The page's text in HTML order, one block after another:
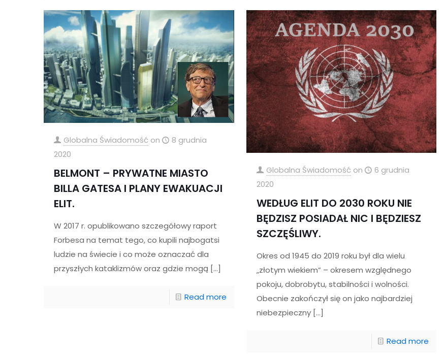
Globalna Świadomość on
8 grudnia
2020
BELMONT – PRYWATNE MIASTO
BILLA GATESA I PLANY EWAKUACJI
ELIT.
W 2017 r. opublikowano szczegółowy raport
Forbesa na temat tego, co kupili najbogatsi
ludzie na świecie i co może oznaczać dla
przyszłych kataklizmów oraz gdzie mogą […]
Read more
Globalna Świadomość on
6 grudnia
2020
WEDŁUG ELIT DO 2030 ROKU NIE
BĘDZISZ POSIADAŁ NIC I BĘDZIESZ
SZCZĘŚLIWY.
Okres od 1945 do 2019 roku był dla wielu
„złotym wiekiem” – okresem względnego
pokoju, dobrobytu, stabilności i wolności.
Obecnie zakończył się on jako najbardziej
niebezpieczny[…]
Read more